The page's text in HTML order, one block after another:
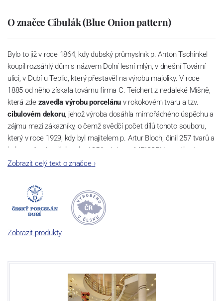
O značce Cibulák (Blue Onion pattern)
Bylo to již v roce 1864, kdy dubský průmyslník p. Anton Tschinkel
koupil rozsáhlý dům s názvem Dolní lesní mlýn, v dnešní Tovární
ulici, v Dubí u Teplic, který přestavěl na výrobu majoliky. V roce
1885 od něho získala továrnu firma C. Teichert z nedaleké Míšně,
která zde zavedla výrobu porcelánu v rokokovém tvaru a tzv.
cibulovém dekoru, jehož výroba dosáhla mimořádného úspěchu a
zájmu mezi zákazníky, o čemž svědčí počet dílů tohoto souboru,
který v roce 1929, kdy byl majitelem p. Artur Bloch, činil 257 tvarů a
byl označován až do roku 1956 nápisem MEISSEN v oválovém
rámečku.
počet jeho dílů v cibulovém provedení je 850 tvarů. Tyto výrobky
jsou garantovány Asociací sklářského a keramického průmyslu
České republiky jako „Český výrobek
Zobrazit celý text o značce›
Zobrazit produkty